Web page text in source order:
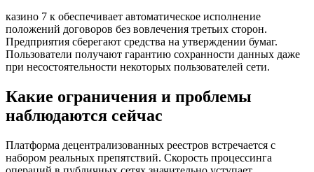
казино 7 к обеспечивает автоматическое исполнение
положений договоров без вовлечения третьих сторон.
Предприятия сберегают средства на утверждении бумаг.
Пользователи получают гарантию сохранности данных даже
при несостоятельности некоторых пользователей сети.
Какие ограничения и проблемы
наблюдаются сейчас
Платформа децентрализованных реестров встречается с
набором реальных препятствий. Скорость процессинга